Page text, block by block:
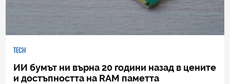
TECH
ИИ бумът ни върна 20 години назад в цените
и достъпността на RAM паметта